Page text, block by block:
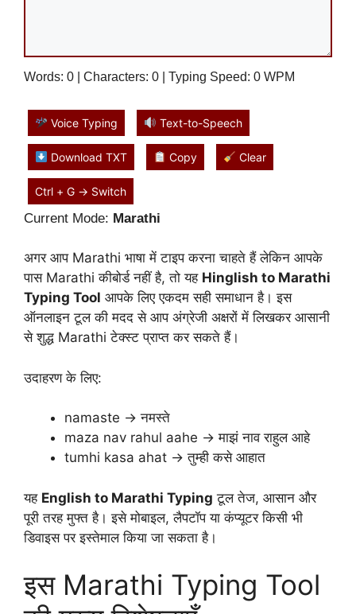
Words: 0 | Characters: 0 | Typing Speed: 0 WPM
Voice Typing Text-to-Speech
Download TXT Copy Clear
Ctrl + G → Switch
Current Mode: Marathi
अगर आप Marathi भाषा में टाइप करना चाहते हैं लेकिन आपके
पास Marathi कीबोर्ड नहीं है, तो यह Hinglish to Marathi
Typing Tool आपके लिए एकदम सही समाधान है। इस
ऑनलाइन टूल की मदद से आप अंग्रेजी अक्षरों में लिखकर आसानी
से शुद्ध Marathi टेक्स्ट प्राप्त कर सकते हैं।
उदाहरण के लिए:
namaste → नमस्ते
maza nav rahul aahe → माझं नाव राहुल आहे
tumhi kasa ahat → तुम्ही कसे आहात
यह English to Marathi Typing टूल तेज, आसान और
पूरी तरह मुफ्त है। इसे मोबाइल, लैपटॉप या कंप्यूटर किसी भी
डिवाइस पर इस्तेमाल किया जा सकता है।
इस Marathi Typing Tool